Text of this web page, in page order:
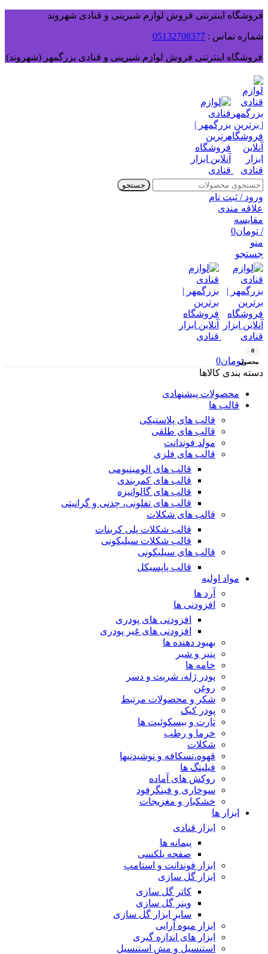
فروشگاه اینترنتی فروش لوازم شیرینی و قنادی شهروند
شماره تماس : 05132708377
فروشگاه اینترنتی فروش لوازم شیرینی و قنادی بزرگمهر (شهروند)
جستجو
ورود / ثبت نام
علاقه مندی
مقایسه
/ تومان0
منو
جستجو
0
محصولتومان0
دسته بندی کالاها
محصولات پیشنهادی
قالب ها
قالب های پلاستیکی
قالب های طلقی
مولد فوندانت
قالب های فلزی
قالب های الومینیومی
قالب های کمربندی
قالب های گالوانیزه
قالب های تفلونی، چدنی و گرانیتی
قالب های شکلات
قالب شکلات پلی کربنات
قالب شکلات سیلیکونی
قالب های سیلیکونی
قالب پاپسیکل
مواد اولیه
آرد ها
افزودنی ها
افزودنی های پودری
افزودنی های غیر پودری
بهبود دهنده ها
پنیر و شیر
خامه ها
پودر ژله، شربت و دسر
روغن
شکر و محصولات مرتبط
پودر کیک
تارت و بیسکوئیت ها
خرما و رطب
شکلات
قهوه،نسکافه و نوشیدنیها
فیلینگ ها
روکش های آماده
سوخاری و فینگرفود
خشکبار و مغزیجات
ابزار ها
ابزار قنادی
پیمانه ها
صفحه پلکسی
ابزار فوندانت و استامپ
ابزار گل سازی
کاتر گل سازی
وینر گل سازی
سایر ابزار گل سازی
ابزار میوه آرایی
ابزار های اندازه گیری
استنسیل و مش استنسیل